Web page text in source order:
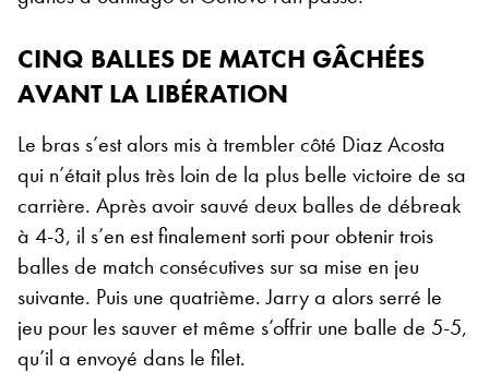
CINQ BALLES DE MATCH GÂCHÉES
AVANT LA LIBÉRATION
Le bras s’est alors mis à trembler côté Diaz Acosta
qui n’était plus très loin de la plus belle victoire de sa
carrière. Après avoir sauvé deux balles de débreak
à 4-3, il s’en est finalement sorti pour obtenir trois
balles de match consécutives sur sa mise en jeu
suivante. Puis une quatrième. Jarry a alors serré le
jeu pour les sauver et même s’offrir une balle de 5-5,
qu’il a envoyé dans le filet.